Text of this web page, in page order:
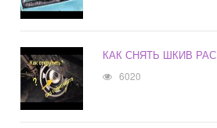
КАК СНЯТЬ ШКИВ
6020